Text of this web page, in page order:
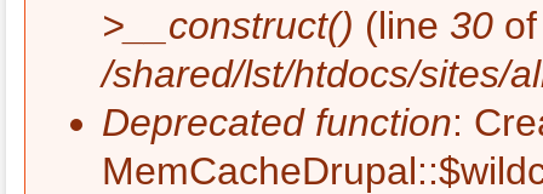
>__construct() (line 30 of
/shared/lst/htdocs/sites/
Deprecated function: